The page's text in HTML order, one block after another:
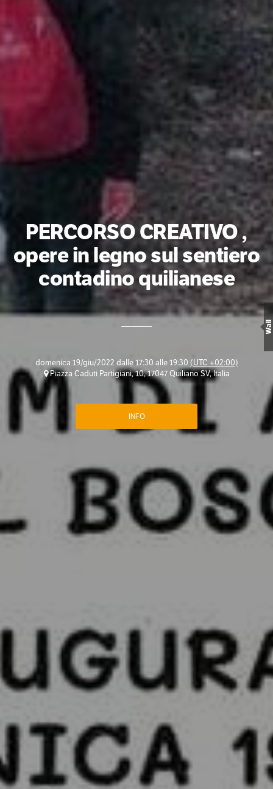
PERCORSO CREATIVO ,
opere in legno sul sentiero
contadino quilianese
domenica 19/giu/2022 dalle 17:30 alle 19:30 (UTC +02:00)
Piazza Caduti Partigiani, 10, 17047 Quiliano SV, Italia
INFO
Wall